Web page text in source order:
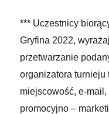
*** Uczestnicy
Gryfina 2022,
przetwarzanie
organizatora turnieju
miejscowość, e-
promocyjno –